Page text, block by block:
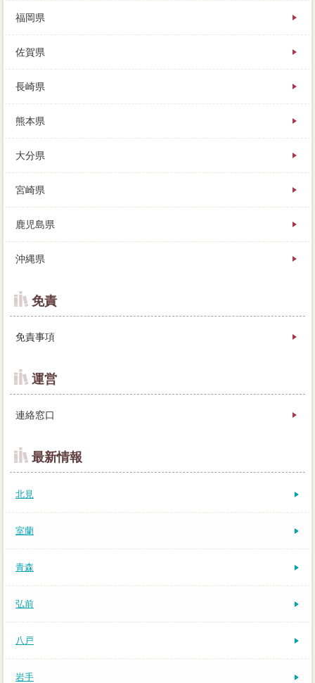
福岡県
佐賀県
長崎県
熊本県
大分県
宮崎県
鹿児島県
沖縄県
免責
免責事項
運営
連絡窓口
最新情報
北見
室蘭
青森
弘前
八戸
岩手